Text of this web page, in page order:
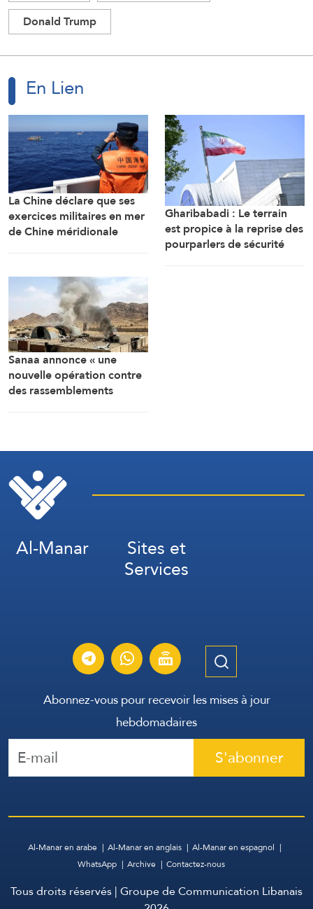
Donald Trump
En Lien
La Chine déclare que ses
exercices militaires en mer
de Chine méridionale
Philippines
Gharibabadi : Le terrain
est propice à la reprise des
pourparlers de sécurité
Sanaa annonce « une
nouvelle opération contre
des rassemblements
Al-Manar Sites et
Services
Abonnez-vous pour recevoir les mises à jour
hebdomadaires
S'abonner
Al-Manar en arabe Al-Manar en anglais
Al-Manar en espagnol
WhatsApp
Archive Contactez-nous
Tous droits réservés | Groupe de Communication Libanais